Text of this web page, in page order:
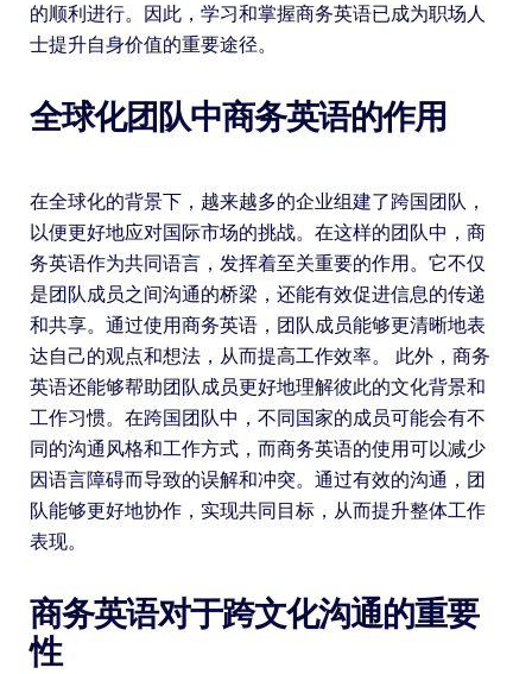
的顺利进行。因此，学习和掌握商务英语已成为职场人
士提升自身价值的重要途径。
全球化团队中商务英语的作用
在全球化的背景下，越来越多的企业组建了跨国团队，
以便更好地应对国际市场的挑战。在这样的团队中，商
务英语作为共同语言，发挥着至关重要的作用。它不仅
是团队成员之间沟通的桥梁，还能有效促进信息的传递
和共享。通过使用商务英语，团队成员能够更清晰地表
达自己的观点和想法，从而提高工作效率。 此外，商务
英语还能够帮助团队成员更好地理解彼此的文化背景和
工作习惯。在跨国团队中，不同国家的成员可能会有不
同的沟通风格和工作方式，而商务英语的使用可以减少
因语言障碍而导致的误解和冲突。通过有效的沟通，团
队能够更好地协作，实现共同目标，从而提升整体工作
表现。
商务英语对于跨文化沟通的重要
性